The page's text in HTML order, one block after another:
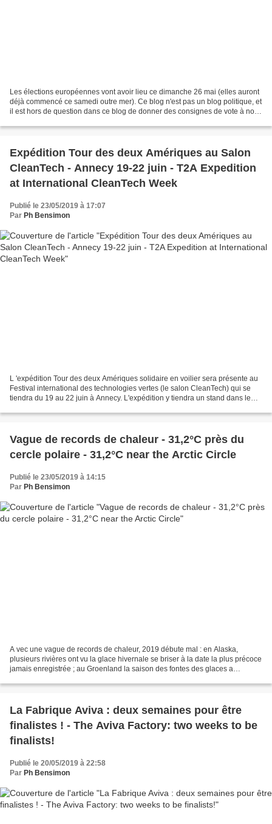
Les élections européennes vont avoir lieu ce dimanche 26 mai (elles auront
déjà commencé ce samedi outre mer). Ce blog n'est pas un blog politique, et
il est hors de question dans ce blog de donner des consignes de vote à nos
Expédition Tour des deux Amériques au Salon
CleanTech - Annecy 19-22 juin - T2A Expedition
at International CleanTech Week
Publié le 23/05/2019 à 17:07
Par Ph Bensimon
L 'expédition Tour des deux Amériques solidaire en voilier sera présente au
Festival international des technologies vertes (le salon CleanTech) qui se
tiendra du 19 au 22 juin à Annecy. L'expédition y tiendra un stand dans le
Vague de records de chaleur - 31,2°C près du
cercle polaire - 31,2°C near the Arctic Circle
Publié le 23/05/2019 à 14:15
Par Ph Bensimon
A vec une vague de records de chaleur, 2019 débute mal : en Alaska,
plusieurs rivières ont vu la glace hivernale se briser à la date la plus précoce
jamais enregistrée ; au Groenland la saison des fontes des glaces a
La Fabrique Aviva : deux semaines pour être
finalistes ! - The Aviva Factory: two weeks to be
finalists!
Publié le 20/05/2019 à 22:58
Par Ph Bensimon